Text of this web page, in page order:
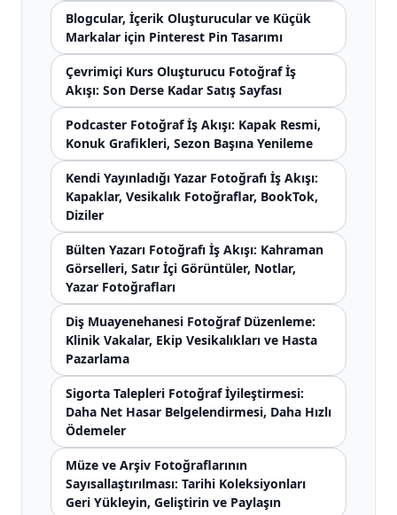
Blogcular, İçerik Oluşturucular ve Küçük
Markalar için Pinterest Pin Tasarımı
Çevrimiçi Kurs Oluşturucu Fotoğraf İş
Akışı: Son Derse Kadar Satış Sayfası
Podcaster Fotoğraf İş Akışı: Kapak Resmi,
Konuk Grafikleri, Sezon Başına Yenileme
Kendi Yayınladığı Yazar Fotoğrafı İş Akışı:
Kapaklar, Vesikalık Fotoğraflar, BookTok,
Diziler
Bülten Yazarı Fotoğrafı İş Akışı: Kahraman
Görselleri, Satır İçi Görüntüler, Notlar,
Yazar Fotoğrafları
Diş Muayenehanesi Fotoğraf Düzenleme:
Klinik Vakalar, Ekip Vesikalıkları ve Hasta
Pazarlama
Sigorta Talepleri Fotoğraf İyileştirmesi:
Daha Net Hasar Belgelendirmesi, Daha Hızlı
Ödemeler
Müze ve Arşiv Fotoğraflarının
Sayısallaştırılması: Tarihi Koleksiyonları
Geri Yükleyin, Geliştirin ve Paylaşın